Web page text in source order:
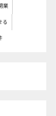
業
る